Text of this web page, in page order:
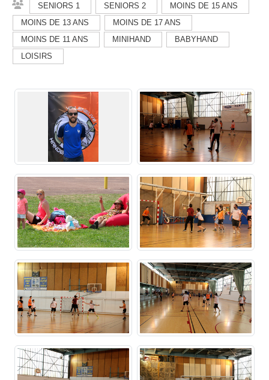
SENIORS 1 SENIORS 2
MOINS DE 15 ANS
MOINS DE 13 ANS
MOINS DE 17 ANS
MOINS DE 11 ANS
MINIHAND
BABYHAND
LOISIRS